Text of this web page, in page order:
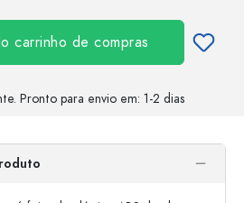
carrinho de compras
Pronto para envio em: 1-2 dias